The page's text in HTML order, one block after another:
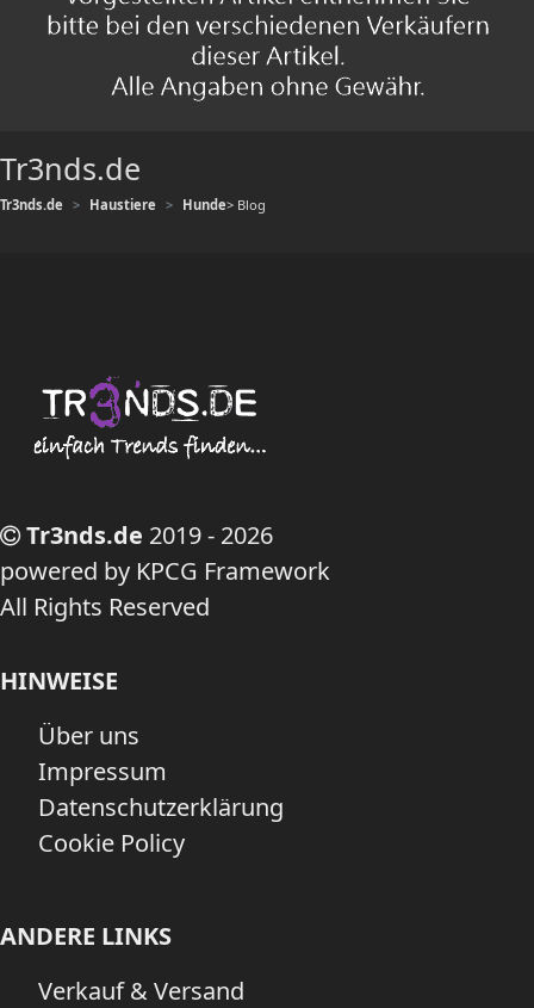
Tr3nds.de
Tr3nds.de Haustiere Hunde> Blog
Tr3nds.de 2019 - 2026
powered by KPCG Framework
All Rights Reserved
HINWEISE
Über uns
Impressum
Datenschutzerklärung
Cookie Policy
ANDERE LINKS
Verkauf & Versand